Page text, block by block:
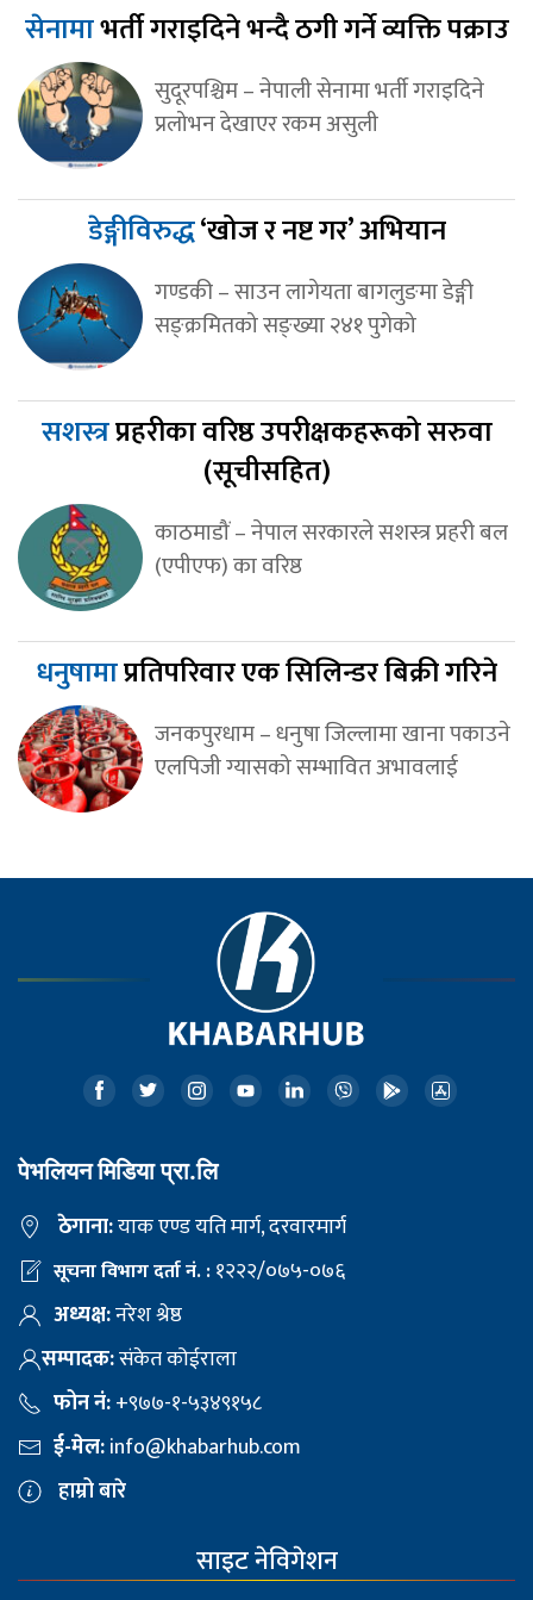
सेनामाभर्ती गराइदिने भन्दै ठगी गर्ने व्यक्ति पक्राउ
सुदूरपश्चिम – नेपाली सेनामा भर्ती गराइदिने
प्रलोभन देखाएर रकम असुली
डेङ्गीविरुद्ध‘खोज र नष्ट गर’ अभियान
गण्डकी – साउन लागेयता बागलुङमा डेङ्गी
सङ्क्रमितको सङ्ख्या २४१ पुगेको
सशस्त्रप्रहरीका वरिष्ठ उपरीक्षकहरूको सरुवा
(सूचीसहित)
काठमाडौं – नेपाल सरकारले सशस्त्र प्रहरी बल
(एपीएफ) का वरिष्ठ
धनुषामाप्रतिपरिवार एक सिलिन्डर बिक्री गरिने
जनकपुरधाम – धनुषा जिल्लामा खाना पकाउने
एलपिजी ग्यासको सम्भावित अभावलाई
पेभलियन मिडिया प्रा.लि
ठेगाना:याक एण्ड यति मार्ग, दरवारमार्ग
सूचना विभाग दर्ता नं. :१२२२/०७५-०७६
अध्यक्ष:नरेश श्रेष्ठ
सम्पादक:संकेत कोईराला
फोन नं:+९७७-१-५३४९१५८
ई-मेल:info@khabarhub.com
हाम्रो बारे
साइट नेविगेशन